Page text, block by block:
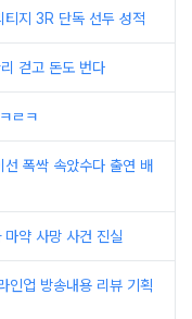
지 3R 단독 선두 성적
걷고 돈도 번다
ㄹㅋ
폭싹 속았수다 출연 배
마약 사망 사건 진실
인업 방송내용 리뷰 기획